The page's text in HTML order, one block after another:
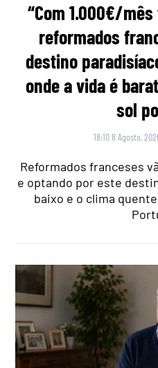
“Com 1.000€/
reformados
destino
onde a vida é
sol
18:10 8 Agosto,
Reformados franceses
e optando por este
baixo e o clima